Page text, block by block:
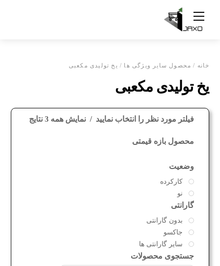
content
Menu
خانه / محصول سایر ویژگی ها / یخ تولیدی مکعبی
یخ تولیدی مکعبی
فیلتر مورد نظر را انتخاب نمایید نمایش همه 3 نتایج
محصول بازه قیمتی
وضعیت
کارکرده
نو
گارانتی
بدون گارانتی
جاکسو
سایر گارانتی ها
جستجوی محصولات